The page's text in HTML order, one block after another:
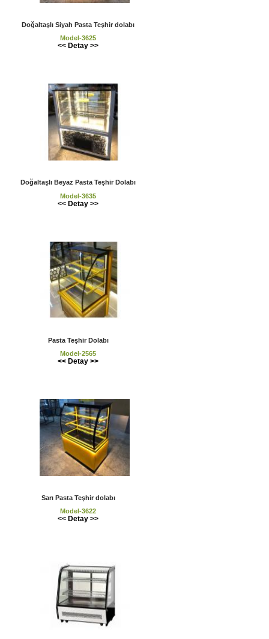
Doğaltaşlı Siyah Pasta Teşhir dolabı
Model-3625
<< Detay >>
Doğaltaşlı Beyaz Pasta Teşhir Dolabı
Model-3635
<< Detay >>
Pasta Teşhir Dolabı
Model-2565
<< Detay >>
Sarı Pasta Teşhir dolabı
Model-3622
<< Detay >>